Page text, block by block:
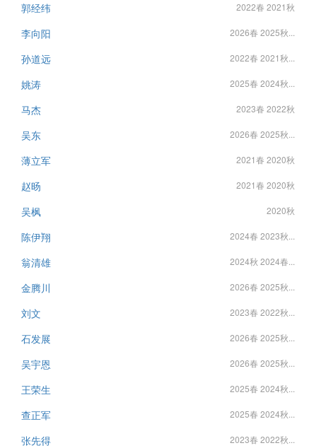
郭经纬 2022春 2021秋
李向阳 2026春 2025秋...
孙道远 2022春 2021秋...
姚涛 2025春 2024秋...
马杰 2023春 2022秋
吴东 2026春 2025秋...
薄立军 2021春 2020秋
赵旸 2021春 2020秋
吴枫 2020秋
陈伊翔 2024春 2023秋...
翁清雄 2024秋 2024春...
金腾川 2026春 2025秋...
刘文 2023春 2022秋...
石发展 2026春 2025秋...
吴宇恩 2026春 2025秋...
王荣生 2025春 2024秋...
查正军 2025春 2024秋...
张先得 2023春 2022秋...